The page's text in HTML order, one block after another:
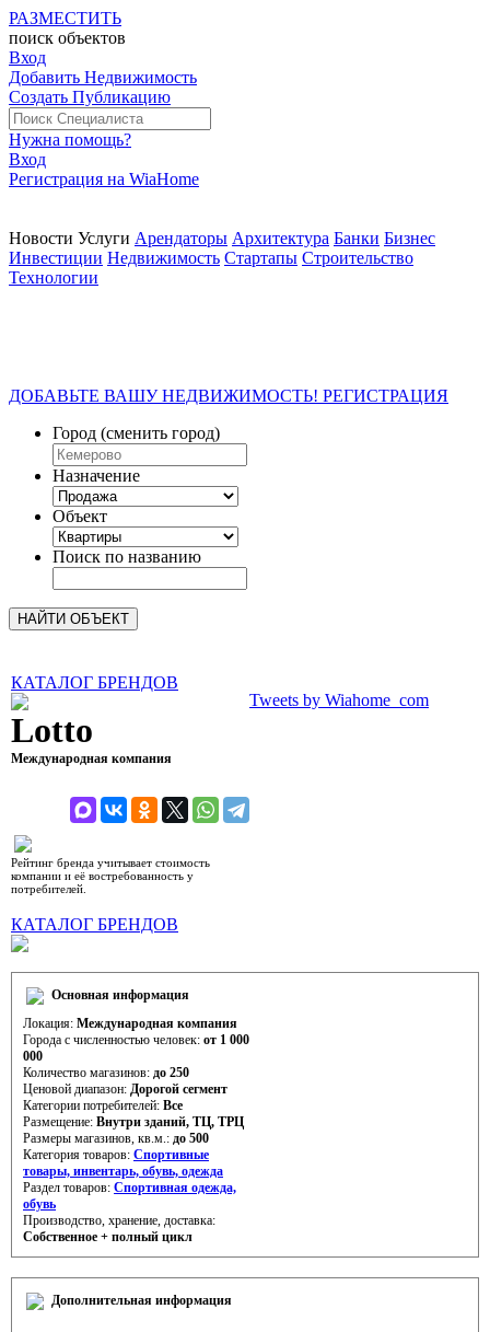
РАЗМЕСТИТЬ
поиск объектов
Вход
Добавить Недвижимость
Создать Публикацию
Нужна помощь?
Вход
Регистрация на WiaHome
Новости Услуги Арендаторы Архитектура Банки Бизнес
Инвестиции Недвижимость Стартапы Строительство
Технологии
ДОБАВЬТЕ ВАШУ НЕДВИЖИМОСТЬ! РЕГИСТРАЦИЯ
Город (сменить город)
Назначение
Объект
Поиск по названию
Tweets by Wiahome_com
КАТАЛОГ БРЕНДОВ
Lotto
Международная компания
Рейтинг бренда учитывает стоимость
компании и её востребованность у
потребителей.
КАТАЛОГ БРЕНДОВ
Основная информация
Локация: Международная компания
Города с численностью человек: от 1 000
000
Количество магазинов: до 250
Ценовой диапазон: Дорогой сегмент
Категории потребителей: Все
Размещение: Внутри зданий, ТЦ, ТРЦ
Размеры магазинов, кв.м.: до 500
Категория товаров: Спортивные
товары, инвентарь, обувь, одежда
Раздел товаров: Спортивная одежда,
обувь
Производство, хранение, доставка:
Собственное + полный цикл
Дополнительная информация